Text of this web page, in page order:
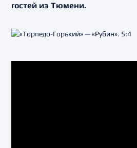
гостей из Тюмени.